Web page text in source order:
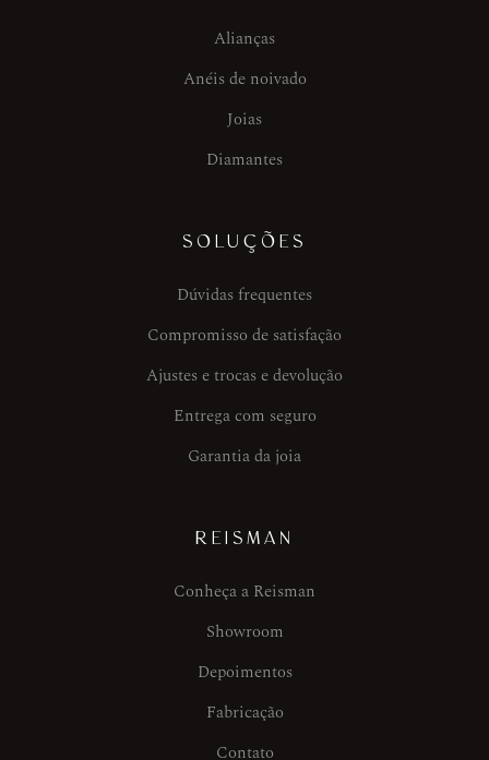
Alianças
Anéis de noivado
Joias
Diamantes
SOLUÇÕES
Dúvidas frequentes
Compromisso de satisfação
Ajustes e trocas e devolução
Entrega com seguro
Garantia da joia
REISMAN
Conheça a Reisman
Showroom
Depoimentos
Fabricação
Contato